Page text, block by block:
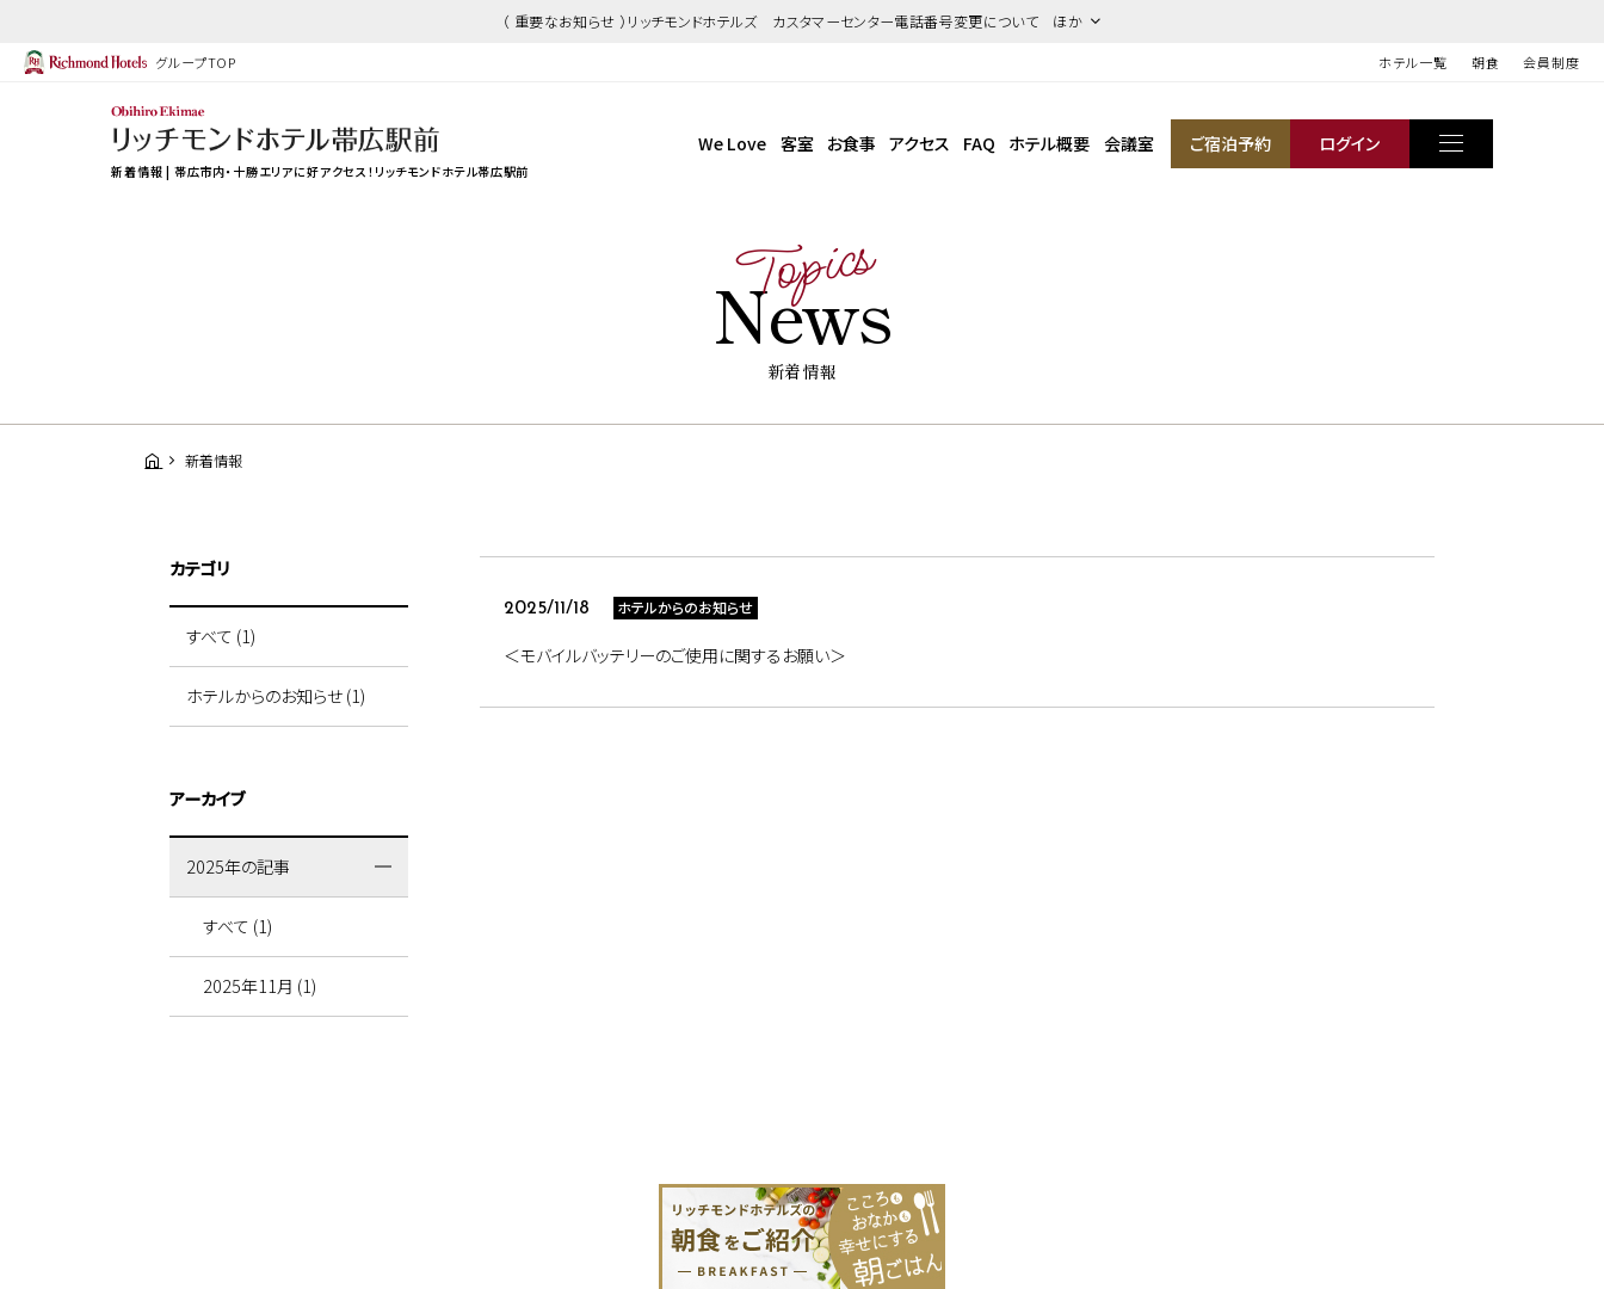
（ 重要なお知らせ ）リッチモンドホテルズ カスタマーセンター電話番号変更について ほか
グループTOP ホテル一覧 朝食 会員制度
新着情報 | 帯広市内・十勝エリアに好アクセス！リッチモンドホテル帯広駅前
We Love 客室 お食事 アクセス FAQ ホテル概要 会議室 ご宿泊予約 ログイン
News
Topics
新着情報
新着情報
2025/11/18 ホテルからのお知らせ
＜モバイルバッテリーのご使用に関するお願い＞
カテゴリ
すべて (1)
ホテルからのお知らせ (1)
アーカイブ
2025年の記事
すべて (1)
2025年11月 (1)